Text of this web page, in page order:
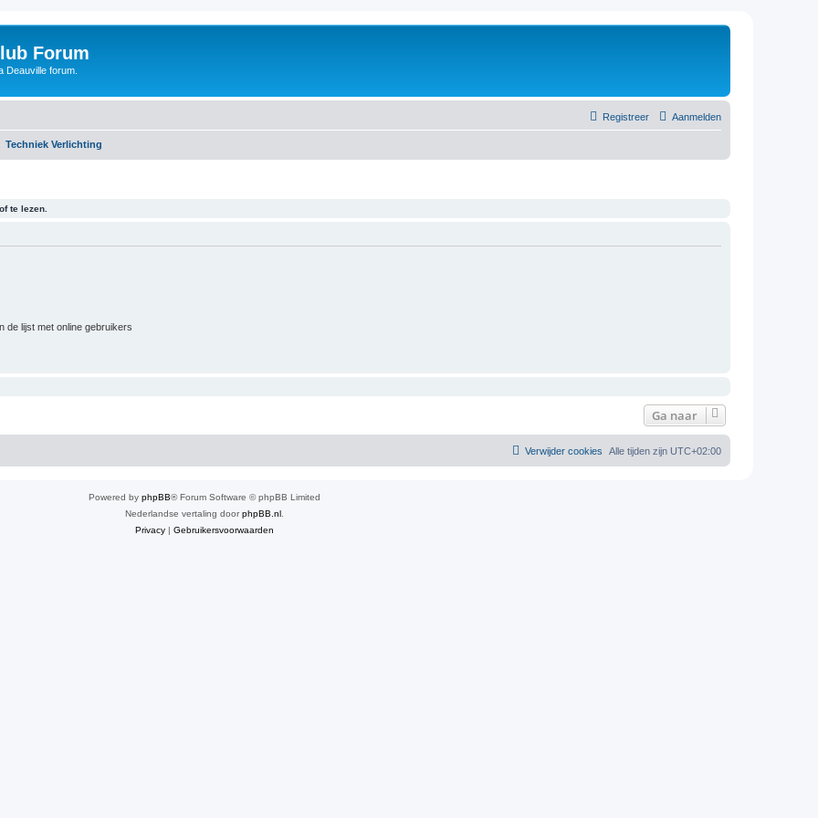
Forum
Deauville forum.
Aanmelden
Registreer
Techniek Verlichting
te lezen.
de lijst met online gebruikers
Ga naar
Alle tijden zijn UTC+02:00
Verwijder cookies
Powered by phpBB® Forum Software © phpBB Limited
Nederlandse vertaling doorphpBB.nl.
Privacy | Gebruikersvoorwaarden